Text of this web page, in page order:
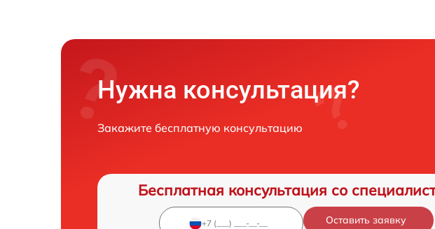
Нужна консультация?
Закажите бесплатную консультацию
Бесплатная консультация со
Оставить заявку